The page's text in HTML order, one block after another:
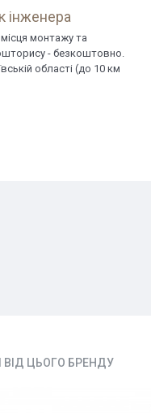
інженера
монтажу та
- безкоштовно.
області (до 10 км
ВІД ЦЬОГО БРЕНДУ